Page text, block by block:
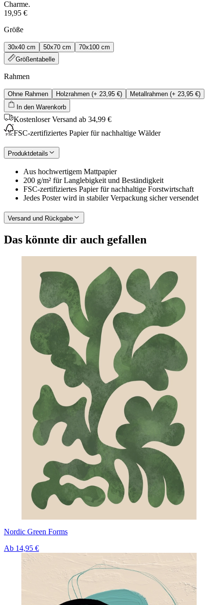
Charme.
19,95 €
Größe
30x40 cm 50x70 cm
70x100 cm
Größentabelle
Rahmen
Ohne Rahmen Holzrahmen (+ 23,95 €) Metallrahmen (+ 23,95 €)
In den Warenkorb
Kostenloser Versand ab 34,99 €
FSC-zertifiziertes Papier für nachhaltige Wälder
Produktdetails
Aus hochwertigem Mattpapier
200 g/m² für Langlebigkeit und Beständigkeit
FSC-zertifiziertes Papier für nachhaltige Forstwirtschaft
Jedes Poster wird in stabiler Verpackung sicher versendet
Versand und Rückgabe
Das könnte dir auch gefallen
Nordic Green Forms
Ab 14,95 €